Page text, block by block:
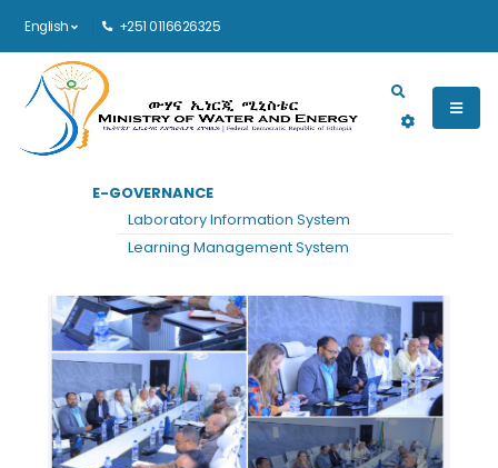
English +251 0116626325
Main navigation
E-GOVERNANCE
Laboratory Information System
Learning Management System